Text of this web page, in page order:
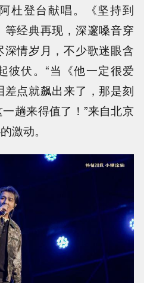
杜登台献唱。《坚持到
经典再现，深邃嗓音穿
情岁月，不少歌迷眼含
彼伏。“当《他一定很爱
点就飙出来了，那是刻
趟来得值了！”来自北京
激动。